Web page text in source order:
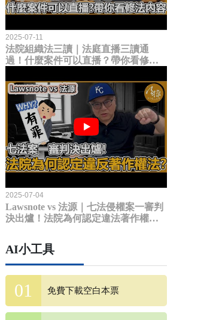
2025-07-11
法院組織法三讀｜法庭直播三讀通
過！什麼案件可以直播？帶你看修法
2025-07-04
Lawsnote vs 法源｜七法侵權案一審判
決出爐！法院為何認定違法著作權
AI小工具
免費下載空白本票